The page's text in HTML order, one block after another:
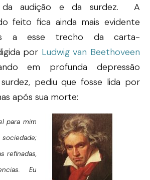
da audição e da surdez. A
feito fica ainda mais evidente
a esse trecho da carta-
por Ludwig van Beethoveen
em profunda depressão
pediu que fosse lida por
após sua morte:
para mim
refinadas,
Eu